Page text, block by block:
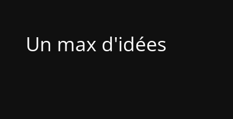
Un max d'idées